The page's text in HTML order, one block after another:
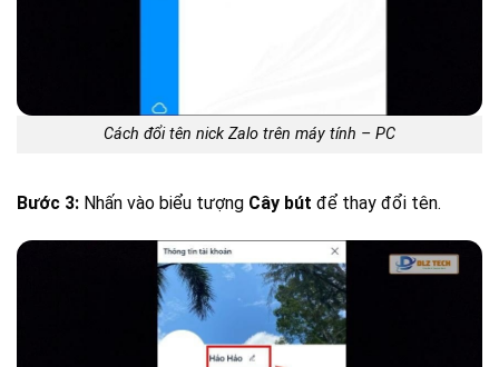
Cách đổi tên nick Zalo trên máy tính – PC
Bước 3: Nhấn vào biểu tượng Cây bút để thay đổi tên.